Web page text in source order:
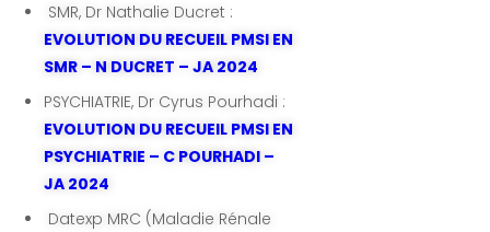
SMR, Dr Nathalie Ducret :
EVOLUTION DU RECUEIL PMSI EN
SMR – N DUCRET – JA 2024
PSYCHIATRIE, Dr Cyrus Pourhadi :
EVOLUTION DU RECUEIL PMSI EN
PSYCHIATRIE – C POURHADI –
JA 2024
Datexp MRC (Maladie Rénale